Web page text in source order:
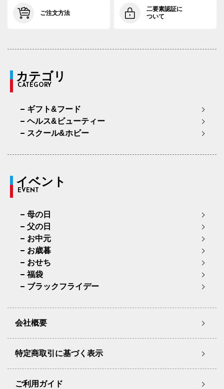
ご注文方法
二要素認証に
ついて
カテゴリ
CATEGORY
ギフト&フード
ヘルス&ビューティー
スクール&ホビー
イベント
EVENT
母の日
父の日
お中元
お歳暮
おせち
福袋
ブラックフライデー
会社概要
特定商取引に基づく表示
ご利用ガイド